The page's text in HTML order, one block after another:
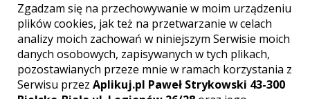
[ brak komentarzy ]
Zgadzam się na przechowywanie w moim urządzeniu
plików cookies, jak też na przetwarzanie w celach
analizy moich zachowań w niniejszym Serwisie moich
danych osobowych, zapisywanych w tych plikach,
pozostawianych przeze mnie w ramach korzystania z
Serwisu przez Aplikuj.pl Paweł Strykowski 43-300